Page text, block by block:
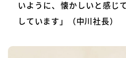
いように、懐かしいと感じ
しています」（中川社長）